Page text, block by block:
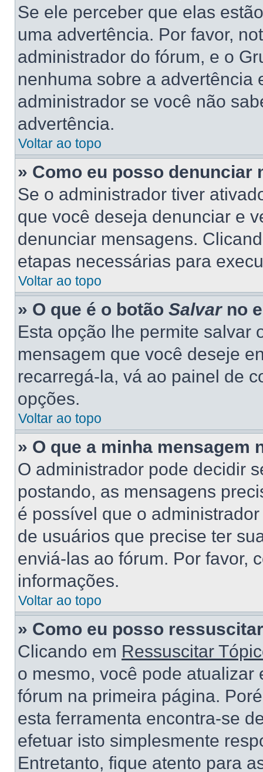
Se ele perceber que elas
uma advertência. Por favor,
administrador do fórum, e o
nenhuma sobre a advertência
administrador se você não
advertência.
Voltar ao topo
» Como eu posso denunciar
Se o administrador tiver
que você deseja denunciar e
denunciar mensagens.
etapas necessárias para
Voltar ao topo
» O que é o botão Salvarno
Esta opção lhe permite salvar
mensagem que você deseje
recarregá-la, vá ao painel de
opções.
Voltar ao topo
» O que a minha mensagem
O administrador pode decidir
postando, as mensagens
é possível que o
de usuários que precise ter
enviá-las ao fórum. Por favor,
informações.
Voltar ao topo
» Como eu posso
Clicando em Ressuscitar
o mesmo, você pode
fórum na primeira página.
esta ferramenta encontra-se
efetuar isto simplesmente
Entretanto, fique atento para